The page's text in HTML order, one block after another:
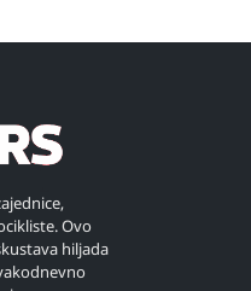
Ovo
hiljada